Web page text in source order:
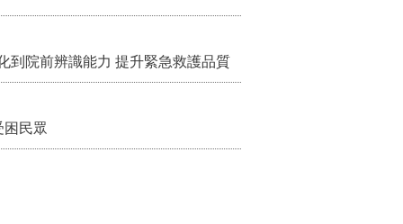
到院前辨識能力 提升緊急救護品質
困民眾